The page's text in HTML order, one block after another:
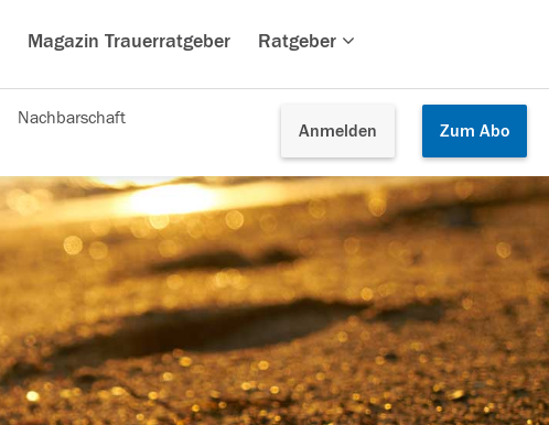
Magazin Trauerratgeber Ratgeber
Anmelden Zum Abo
Nachbarschaft